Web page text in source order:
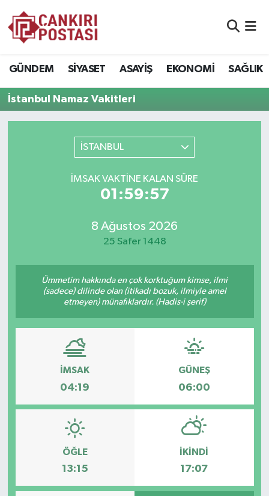
GÜNDEM SİYASET ASAYİŞ EKONOMİ SAĞLIK
İstanbul Namaz Vakitleri
İSTANBUL
İMSAK VAKTİNE KALAN SÜRE
01:59:56
8 Ağustos 2026
25 Safer 1448
Ümmetim hakkında en çok korktuğum kimse, ilmi
(sadece) dilinde olan (itikadı bozuk, ilmiyle amel
etmeyen) münafıklardır. (Hadis-i şerif)
İMSAK
04:19
GÜNEŞ
06:00
ÖĞLE
13:15
İKINDI
17:07
EKONOMİ
ÇEVRE
RESMİ İLANLAR
KÜLTÜR
MAGAZİN
VEFAT
Trafik Durumu
Tüm Manşetler
Son Dakika Haberleri